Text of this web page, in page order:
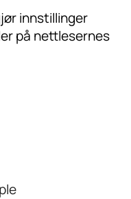
innstillinger
på nettlesernes